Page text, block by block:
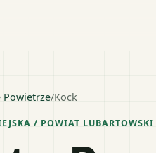
Powietrze/Kock
/ POWIAT LUBARTOWSKI